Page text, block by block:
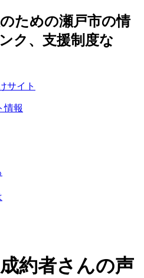
ための瀬戸市の情
ク、支援制度な
情報
約者さんの声